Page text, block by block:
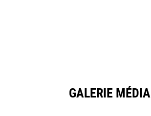
GALERIE MÉDIA